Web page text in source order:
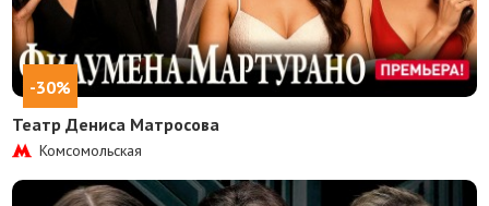
-30%
Театр Дениса Матросова
Комсомольская